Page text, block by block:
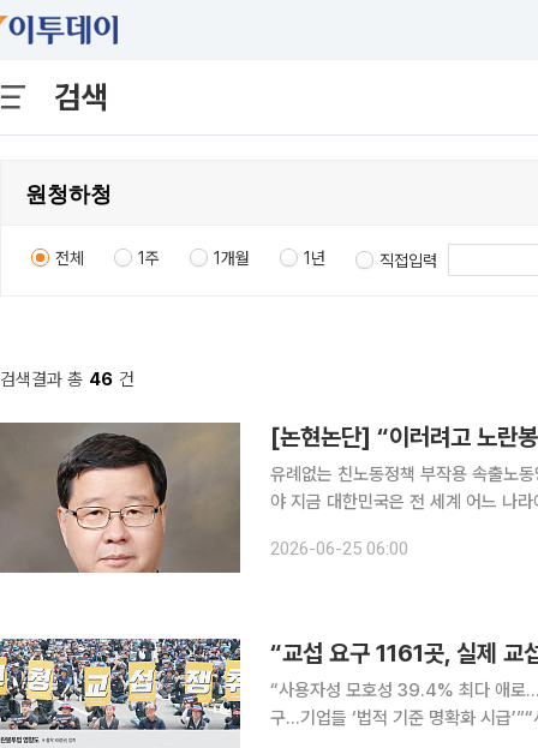
검색
전체 1주 1개월 1년 직접입력
검색결과 총 46 건
[논현논단] “이러려고 노란
유례없는 친노동정책 부작용 속출노
야 지금 대한민국은 전 세계 어느 나라에서도 찾아볼 수 없는 친노동정책인 노란봉투법(개정 노동조
동시장 이중구조는 더욱 악화되고 있
2026-06-25 06:00
“교섭 요구 1161곳, 실제 교
“사용자성 모호성 39.4% 최다 애로…
구…기업들 ‘법적 기준 명확화 시급